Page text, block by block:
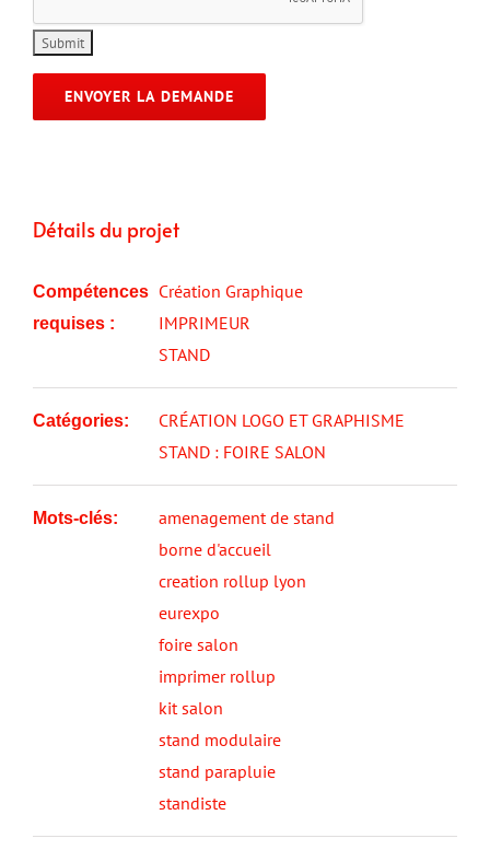
ENVOYER LA DEMANDE
Détails du projet
Compétences
requises :
Création Graphique
IMPRIMEUR
STAND
Catégories:
CRÉATION LOGO ET GRAPHISME
STAND : FOIRE SALON
Mots-clés:
amenagement de stand
borne d'accueil
creation rollup lyon
eurexpo
foire salon
imprimer rollup
kit salon
stand modulaire
stand parapluie
standiste